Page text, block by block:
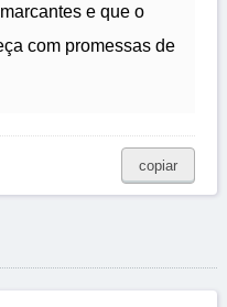
e que o
com promessas de
copiar